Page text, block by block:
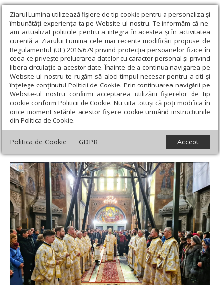
Ziarul Lumina utilizează fişiere de tip cookie pentru a personaliza și
îmbunătăți experiența ta pe Website-ul nostru. Te informăm că ne-
am actualizat politicile pentru a integra în acestea și în activitatea
curentă a Ziarului Lumina cele mai recente modificări propuse de
Regulamentul (UE) 2016/679 privind protecția persoanelor fizice în
ceea ce privește prelucrarea datelor cu caracter personal și privind
libera circulație a acestor date. Înainte de a continua navigarea pe
Website-ul nostru te rugăm să aloci timpul necesar pentru a citi și
înțelege conținutul Politicii de Cookie. Prin continuarea navigării pe
Website-ul nostru confirmi acceptarea utilizării fişierelor de tip
cookie conform Politicii de Cookie. Nu uita totuși că poți modifica în
orice moment setările acestor fişiere cookie urmând instrucțiunile
din Politica de Cookie.
Politica de Cookie GDPR Accept
Ziarul Lumina › Actualitate religioasă › Știri › Episcopul Nicolae
Ivan și Mitropolitul Bartolomeu Anania, pomeniți la Catedrala
Mitropolitană clujeană
Episcopul Nicolae Ivan și Mitropolitul
Bartolomeu Anania, pomeniți la Catedrala
Mitropolitană clujeană